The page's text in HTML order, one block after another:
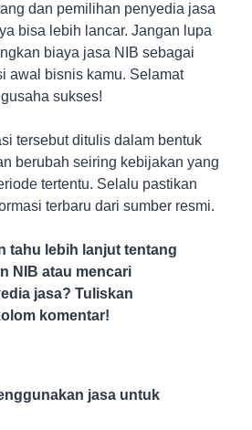
dan pemilihan penyedia jasa
bisa lebih lancar. Jangan lupa
biaya jasa NIB sebagai
awal bisnis kamu. Selamat
sukses!
tersebut ditulis dalam bentuk
berubah seiring kebijakan yang
tertentu. Selalu pastikan
terbaru dari sumber resmi.
tahu lebih lanjut tentang
NIB atau mencari
jasa? Tuliskan
komentar!
jasa untuk